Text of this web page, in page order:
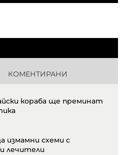
КОМЕНТИРАНИ
кораба ще преминат
измамни схеми с
лечители